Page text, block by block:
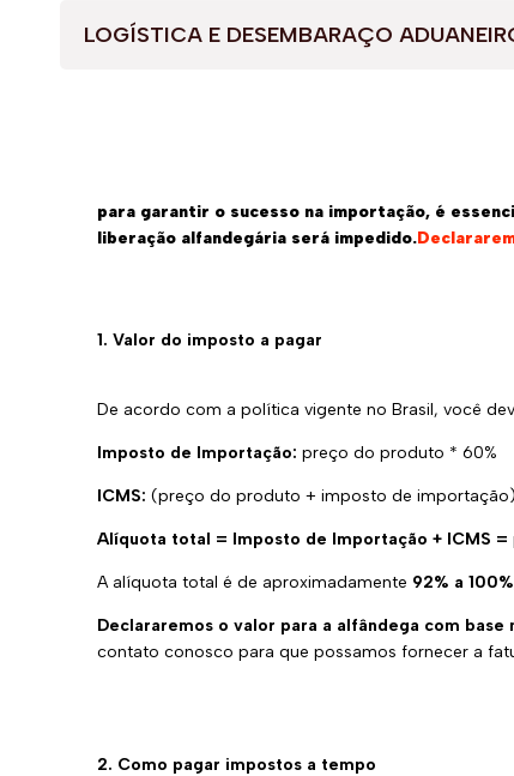
LOGÍSTICA E DESEMBARAÇO
para garantir o sucesso na importação, é
liberação alfandegária será impedido.
1. Valor do imposto a pagar
De acordo com a política vigente no Brasil, você
Imposto de Importação: preço do produto * 60%
ICMS: (preço do produto + imposto de
Alíquota total = Imposto de Importação + ICMS =
A alíquota total é de aproximadamente 92% a 100%
Declararemos o valor para a alfândega com
contato conosco para que possamos fornecer a
2. Como pagar impostos a tempo